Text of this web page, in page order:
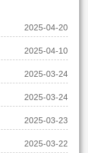
2025-04-20
2025-04-10
2025-03-24
2025-03-24
2025-03-23
2025-03-22